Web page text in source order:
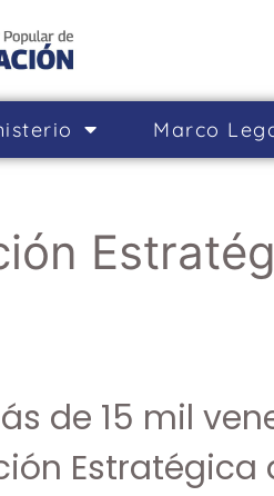
Marco
de 15 mil
Estratégica